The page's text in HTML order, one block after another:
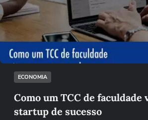
Não foi possível reproduzir
Tentar novamente
ECONOMIA
Como um TCC de faculdade
startup de sucesso